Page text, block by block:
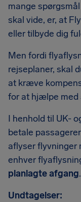
mange
skal vide, er, at
eller tilbyde dig
Men fordi
rejseplaner, skal
at kræve
for at hjælpe med
I henhold til UK-
betale passagerer
aflyser flyvninger
enhver
planlagte afgang.
Undtagelser: